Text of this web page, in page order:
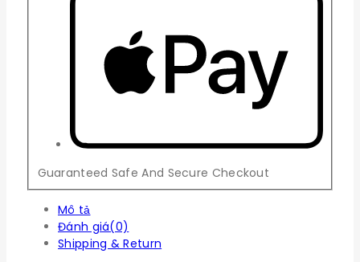
Guaranteed Safe And Secure Checkout
Mô tả
Đánh giá(0)
Shipping & Return